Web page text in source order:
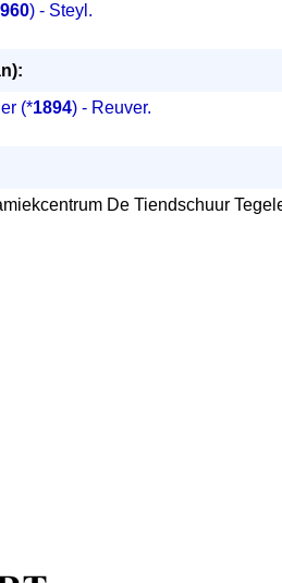
) - Steyl.
(*1894) - Reuver.
De Tiendschuur